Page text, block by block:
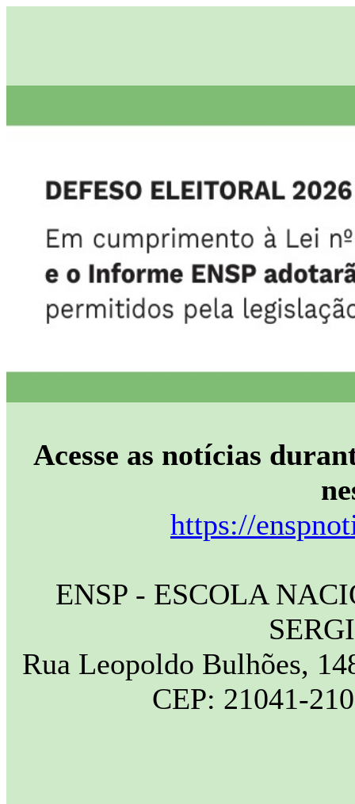
Acesse as notícias
https://
ENSP - ESCOLA
Rua Leopoldo Bulhões,
CEP: 21041-